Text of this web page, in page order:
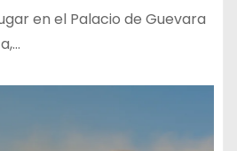
en el Palacio de Guevara